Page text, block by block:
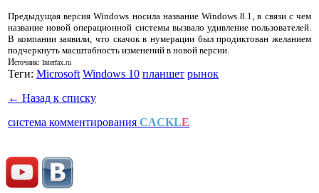
Предыдущая версия Windows носила название Windows 8.1, в связи с чем
название новой операционной системы вызвало удивление пользователей.
В компании заявили, что скачок в нумерации был продиктован желанием
подчеркнуть масштабность изменений в новой версии.
Источник: Interfax.ru
Теги: Microsoft Windows 10 планшет рынок
← Назад к списку
система комментирования CACKLE